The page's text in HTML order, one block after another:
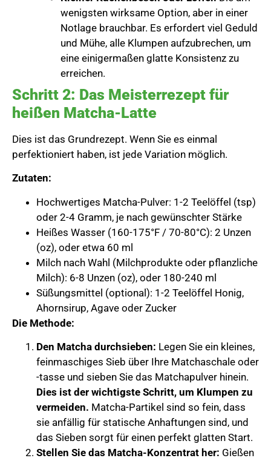
wenigsten wirksame Option, aber in einer
Notlage brauchbar. Es erfordert viel Geduld
und Mühe, alle Klumpen aufzubrechen, um
eine einigermaßen glatte Konsistenz zu
erreichen.
Schritt 2: Das Meisterrezept für
heißen Matcha-Latte
Dies ist das Grundrezept. Wenn Sie es einmal
perfektioniert haben, ist jede Variation möglich.
Zutaten:
Hochwertiges Matcha-Pulver: 1-2 Teelöffel (tsp)
oder 2-4 Gramm, je nach gewünschter Stärke
Heißes Wasser (160-175°F / 70-80°C): 2 Unzen
(oz), oder etwa 60 ml
Milch nach Wahl (Milchprodukte oder pflanzliche
Milch): 6-8 Unzen (oz), oder 180-240 ml
Süßungsmittel (optional): 1-2 Teelöffel Honig,
Ahornsirup, Agave oder Zucker
Die Methode:
Den Matcha durchsieben: Legen Sie ein kleines,
feinmaschiges Sieb über Ihre Matchaschale oder
-tasse und sieben Sie das Matchapulver hinein.
Dies ist der wichtigste Schritt, um Klumpen zu
vermeiden. Matcha-Partikel sind so fein, dass
sie anfällig für statische Anhaftungen sind, und
das Sieben sorgt für einen perfekt glatten Start.
Stellen Sie das Matcha-Konzentrat her: Gießen